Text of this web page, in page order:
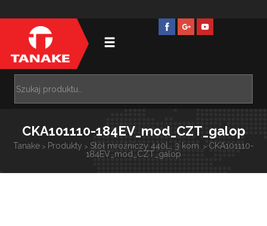
CKA101110-184EV_mod_CZT_galop
Tanake > Produkty > Stół mroźniczy 440L, 3 kom. > CKA101110-
184EV_mod_CZT_galop